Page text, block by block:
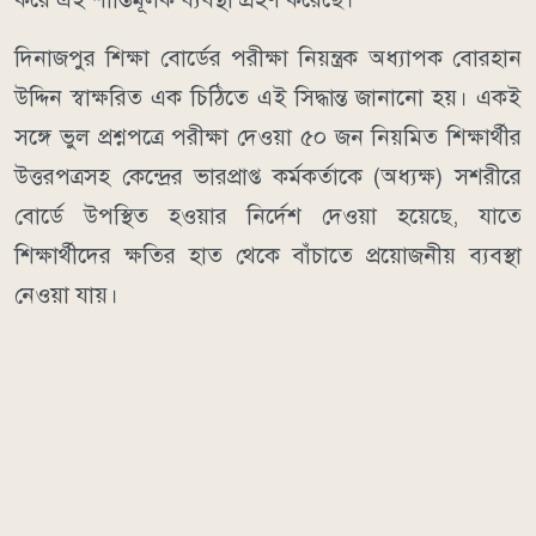
দিনাজপুর শিক্ষা বোর্ডের পরীক্ষা নিয়ন্ত্রক অধ্যাপক বোরহান
উদ্দিন স্বাক্ষরিত এক চিঠিতে এই সিদ্ধান্ত জানানো হয়। একই
সঙ্গে ভুল প্রশ্নপত্রে পরীক্ষা দেওয়া ৫০ জন নিয়মিত শিক্ষার্থীর
উত্তরপত্রসহ কেন্দ্রের ভারপ্রাপ্ত কর্মকর্তাকে (অধ্যক্ষ) সশরীরে
বোর্ডে উপস্থিত হওয়ার নির্দেশ দেওয়া হয়েছে, যাতে
শিক্ষার্থীদের ক্ষতির হাত থেকে বাঁচাতে প্রয়োজনীয় ব্যবস্থা
নেওয়া যায়।